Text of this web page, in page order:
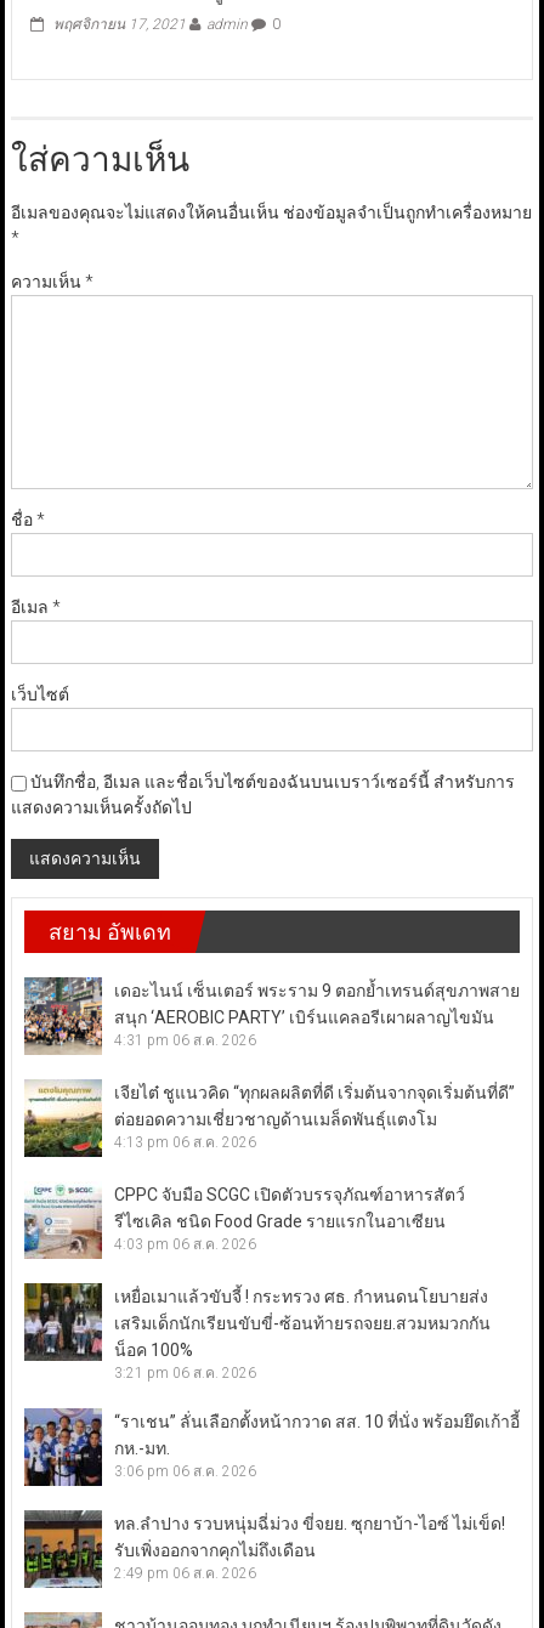
พฤศจิกายน 17, 2021 admin 0
ใส่ความเห็น
อีเมลของคุณจะไม่แสดงให้คนอื่นเห็น ช่องข้อมูลจำเป็นถูกทำเครื่องหมาย
*
ความเห็น*
ชื่อ*
อีเมล *
เว็บไซต์
บันทึกชื่อ, อีเมล และชื่อเว็บไซต์ของฉันบนเบราว์เซอร์นี้ สำหรับการ
แสดงความเห็นครั้งถัดไป
สยาม อัพเดท
เดอะไนน์ เซ็นเตอร์ พระราม 9 ตอกย้ำเทรนด์สุขภาพสาย
สนุก ‘AEROBIC PARTY’ เบิร์นแคลอรีเผาผลาญไขมัน
4:31 pm 06 ส.ค. 2026
เจียไต๋ ชูแนวคิด “ทุกผลผลิตที่ดี เริ่มต้นจากจุดเริ่มต้นที่ดี”
ต่อยอดความเชี่ยวชาญด้านเมล็ดพันธุ์แตงโม
4:13 pm 06 ส.ค. 2026
CPPC จับมือ SCGC เปิดตัวบรรจุภัณฑ์อาหารสัตว์
รีไซเคิล ชนิด Food Grade รายแรกในอาเซียน
4:03 pm 06 ส.ค. 2026
เหยื่อเมาแล้วขับจี้ ! กระทรวง ศธ. กำหนดนโยบายส่ง
เสริมเด็กนักเรียนขับขี่-ซ้อนท้ายรถจยย.สวมหมวกกัน
น็อค 100%
3:21 pm 06 ส.ค. 2026
“ราเชน” ลั่นเลือกตั้งหน้ากวาด สส. 10 ที่นั่ง พร้อมยึดเก้าอี้
กห.-มท.
3:06 pm 06 ส.ค. 2026
ทล.ลำปาง รวบหนุ่มฉี่ม่วง ขี่จยย. ซุกยาบ้า-ไอซ์ ไม่เข็ด!
รับเพิ่งออกจากคุกไม่ถึงเดือน
2:49 pm 06 ส.ค. 2026